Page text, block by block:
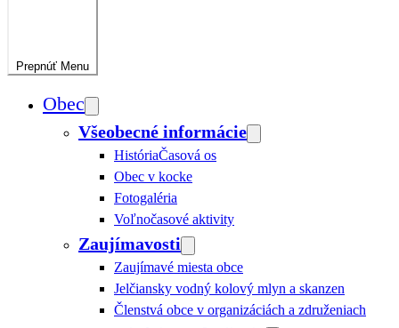
Prepnúť Menu
Obec
Všeobecné informácie
HistóriaČasová os
Obec v kocke
Fotogaléria
Voľnočasové aktivity
Zaujímavosti
Zaujímavé miesta obce
Jelčiansky vodný kolový mlyn a skanzen
Členstvá obce v organizáciách a združeniach